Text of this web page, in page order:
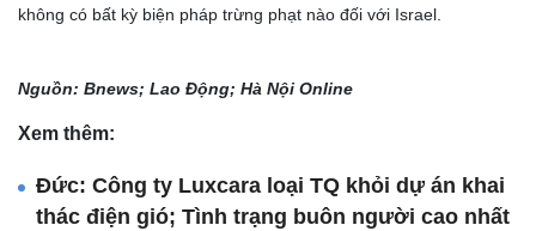
không có bất kỳ biện pháp trừng phạt nào đối với Israel.
Nguồn: Bnews; Lao Động; Hà Nội Online
Xem thêm:
Đức: Công ty Luxcara loại TQ khỏi dự án khai
thác điện gió; Tình trạng buôn người cao nhất